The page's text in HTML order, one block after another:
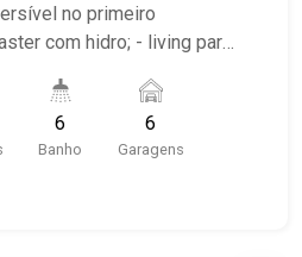
no primeiro
com hidro; - living para
planejada; -
- área de serviço
- 06 vagas para
6
Banho
6
Garagens